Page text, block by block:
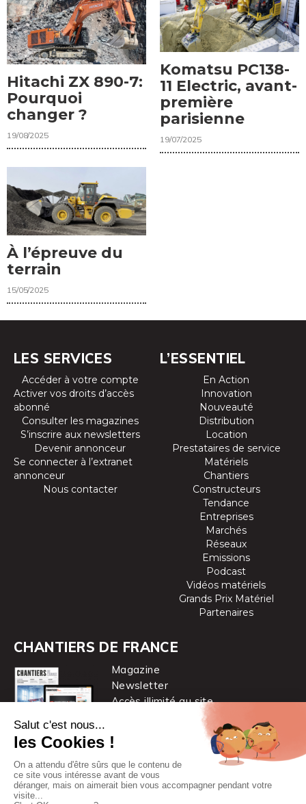
Hitachi ZX 890-7:
Pourquoi
changer ?
19/08/2025
Komatsu PC138-
11 Electric, avant-
première
parisienne
19/07/2025
À l’épreuve du
terrain
15/05/2025
LES SERVICES
Accéder à votre compte
Activer vos droits d’accès
abonné
Consulter les magazines
S’inscrire aux newsletters
Devenir annonceur
Se connecter à l’extranet
annonceur
Nous contacter
L’ESSENTIEL
En Action
Innovation
Nouveauté
Distribution
Location
Prestataires de service
Matériels
Chantiers
Constructeurs
Tendance
Entreprises
Marchés
Réseaux
Emissions
Podcast
Vidéos matériels
Grands Prix Matériel
Partenaires
CHANTIERS DE FRANCE
Magazine
Newsletter
Accès illimité au site